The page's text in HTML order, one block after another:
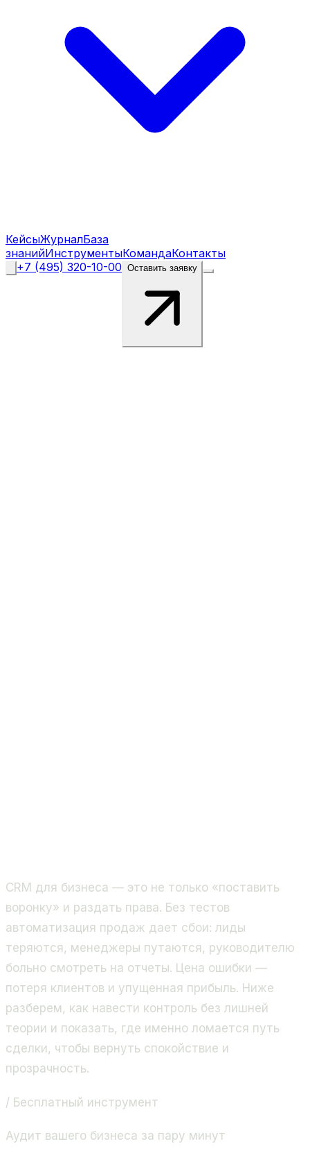
КейсыЖурналБаза
знанийИнструментыКомандаКонтакты
+7 (495) 320-10-00 Оставить заявку
CRM для бизнеса — это не только «поставить
воронку» и раздать права. Без тестов
автоматизация продаж дает сбои: лиды
теряются, менеджеры путаются, руководителю
больно смотреть на отчеты. Цена ошибки —
потеря клиентов и упущенная прибыль. Ниже
разберем, как навести контроль без лишней
теории и показать, где именно ломается путь
сделки, чтобы вернуть спокойствие и
прозрачность.
/ Бесплатный инструмент
Аудит вашего бизнеса за пару минут